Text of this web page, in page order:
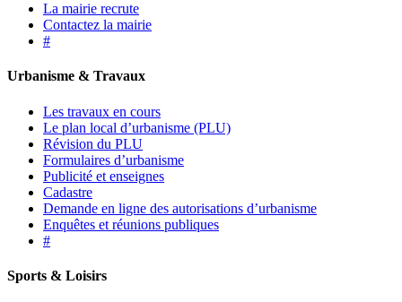
La mairie recrute
Contactez la mairie
#
Urbanisme & Travaux
Les travaux en cours
Le plan local d’urbanisme (PLU)
Révision du PLU
Formulaires d’urbanisme
Publicité et enseignes
Cadastre
Demande en ligne des autorisations d’urbanisme
Enquêtes et réunions publiques
#
Sports & Loisirs